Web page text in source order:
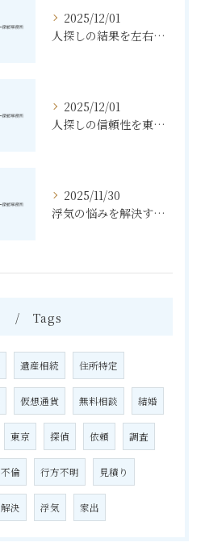
2025/12/01
人探しの結果を左右する東京都文京区での調査手順と費用相場
2025/12/01
人探しの信頼性を東京都豊島区で高める探偵選びのポイント
2025/11/30
浮気の悩みを解決する素行調査と東京都北区で知っておきたいポイント
Tags
遺産相続 住所特定
仮想通貨 無料相談 結婚
東京 探偵 依頼 調査
不倫 行方不明 見積り
解決 浮気 家出